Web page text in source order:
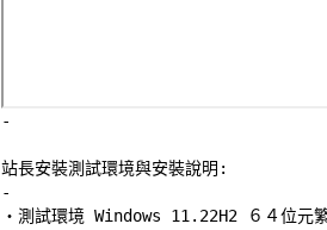
-
站長安裝測試環境與安裝說明:
-
‧測試環境 Windows 11.22H2 ６４位元